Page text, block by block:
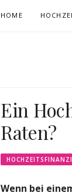
HOME
Ein
Raten?
Wenn bei